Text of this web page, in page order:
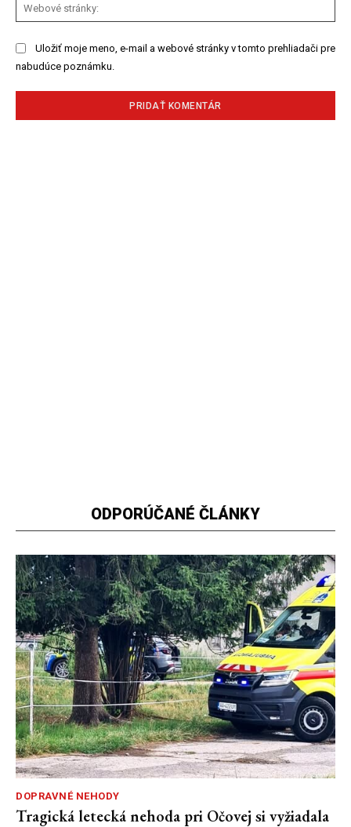
Uložiť moje meno, e-mail a webové stránky v tomto prehliadači pre
nabudúce poznámku.
ODPORÚČANÉ ČLÁNKY
DOPRAVNÉ NEHODY
Tragická letecká nehoda pri Očovej si vyžiadala